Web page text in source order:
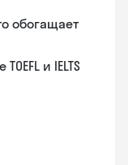
обогащает
и IELTS